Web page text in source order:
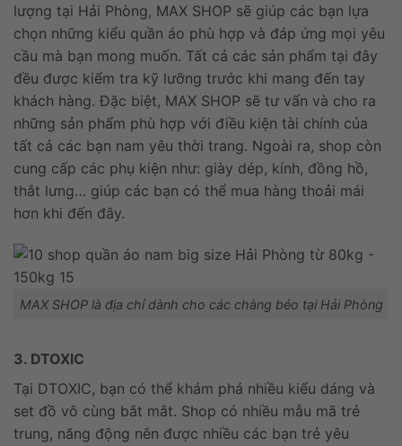
lượng tại Hải Phòng, MAX SHOP sẽ giúp các bạn lựa
chọn những kiểu quần áo phù hợp và đáp ứng mọi yêu
cầu mà bạn mong muốn. Tất cả các sản phẩm tại đây
đều được kiểm tra kỹ lưỡng trước khi mang đến tay
khách hàng. Đặc biệt, MAX SHOP sẽ tư vấn và cho ra
những sản phẩm phù hợp với điều kiện tài chính của
tất cả các bạn nam yêu thời trang. Ngoài ra, shop còn
cung cấp các phụ kiện như: giày dép, kính, đồng hồ,
thắt lưng… giúp các bạn có thể mua hàng thoải mái
hơn khi đến đây.
MAX SHOP là địa chỉ dành cho các chàng béo tại Hải Phòng
3. DTOXIC
Tại DTOXIC, bạn có thể khám phá nhiều kiểu dáng và
set đồ vô cùng bắt mắt. Shop có nhiều mẫu mã trẻ
trung, năng động nên được nhiều các bạn trẻ yêu